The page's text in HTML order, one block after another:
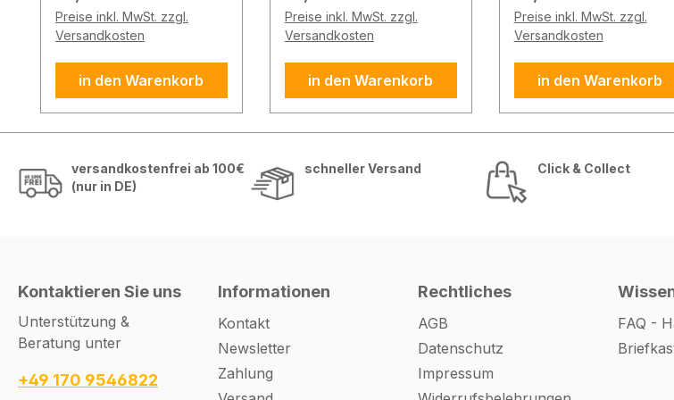
Zahlenkombination.
Produktbeschreibung
Die Master Lock Select
Schlüsselbox ist die
ideale Lösung für die
sichere Aufbewahrung
oder Garagenschlüsseln.
Der Schlüsselsafe
per individuell
Zahlenkombination mit
bis zu 10.000 möglichen
finden mehrere
Preise inkl. MwSt. zzgl.
Versandkosten
in den Warenkorb
Zahlenkombination.
Produktbeschreibung
Die Master Lock Select
Schlüsselbox ist die
ideale Lösung für die
sichere Aufbewahrung
oder Garagenschlüsseln.
Der Schlüsselsafe
per individuell
Zahlenkombination mit
bis zu 10.000 möglichen
Preise inkl. MwSt. zzgl.
Versandkosten
in den Warenkorb
Material: Stahl
vorgerichtet für
Profilhalbzylinder 30/10
Regenschutzdach für
Halbzylinder 1
Schlüsselhaken 1 Depot
Farbe: schwarz lackiert
Abmessungen (HxBxT):
Preise inkl. MwSt. zzgl.
Versandkosten
in den Warenkorb
versandkostenfrei ab 100€
(nur in DE)
schneller Versand Click & Collect
Kontaktieren Sie uns
Unterstützung &
Beratung unter
+49 170 9546822
Informationen
Kontakt
Newsletter
Zahlung
Rechtliches
AGB
Datenschutz
Impressum
FAQ -